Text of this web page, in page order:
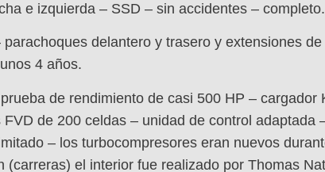
e izquierda – SSD – sin accidentes – completo.
delantero y trasero y extensiones
4 años.
de rendimiento de casi 500 HP –
de 200 celdas – unidad de control adaptada
– los turbocompresores eran nuevos
el interior fue realizado por Thomas